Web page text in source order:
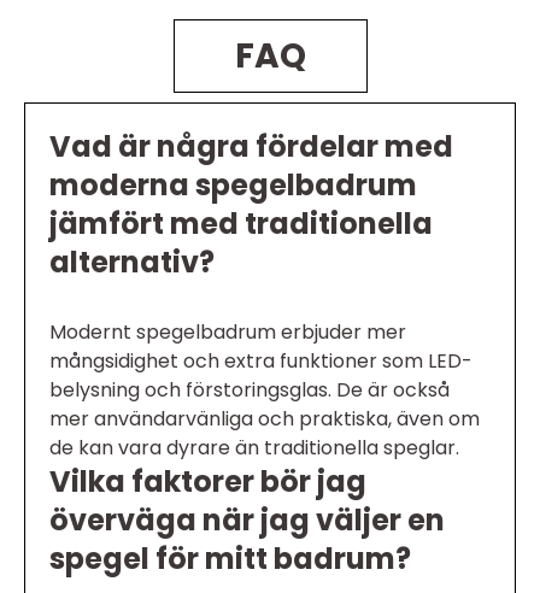
FAQ
Vad är några fördelar med
moderna spegelbadrum
jämfört med traditionella
alternativ?
Modernt spegelbadrum erbjuder mer
mångsidighet och extra funktioner som LED-
belysning och förstoringsglas. De är också
mer användarvänliga och praktiska, även om
de kan vara dyrare än traditionella speglar.
Vilka faktorer bör jag
överväga när jag väljer en
spegel för mitt badrum?